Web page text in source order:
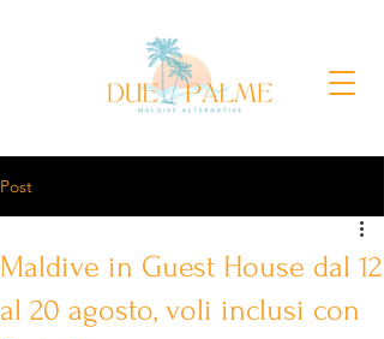
Post
Maldive in Guest House dal 12
al 20 agosto, voli inclusi con